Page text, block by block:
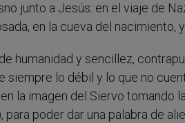
junto a Jesús: en el viaje de
en la cueva del nacimiento,
humanidad y sencillez,
siempre lo débil y lo que no
la imagen del Siervo tomando
poder dar una palabra de